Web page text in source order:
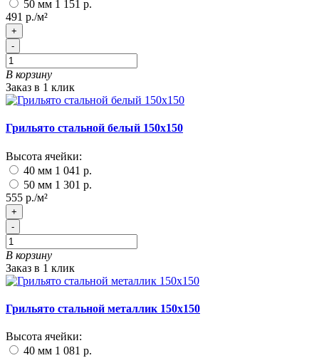
50 мм 1 151 р.
491 р./м²
+
-
В корзину
Заказ в 1 клик
Грильято стальной белый 150х150
Высота ячейки:
40 мм 1 041 р.
50 мм 1 301 р.
555 р./м²
+
-
В корзину
Заказ в 1 клик
Грильято стальной металлик 150х150
Высота ячейки:
40 мм 1 081 р.